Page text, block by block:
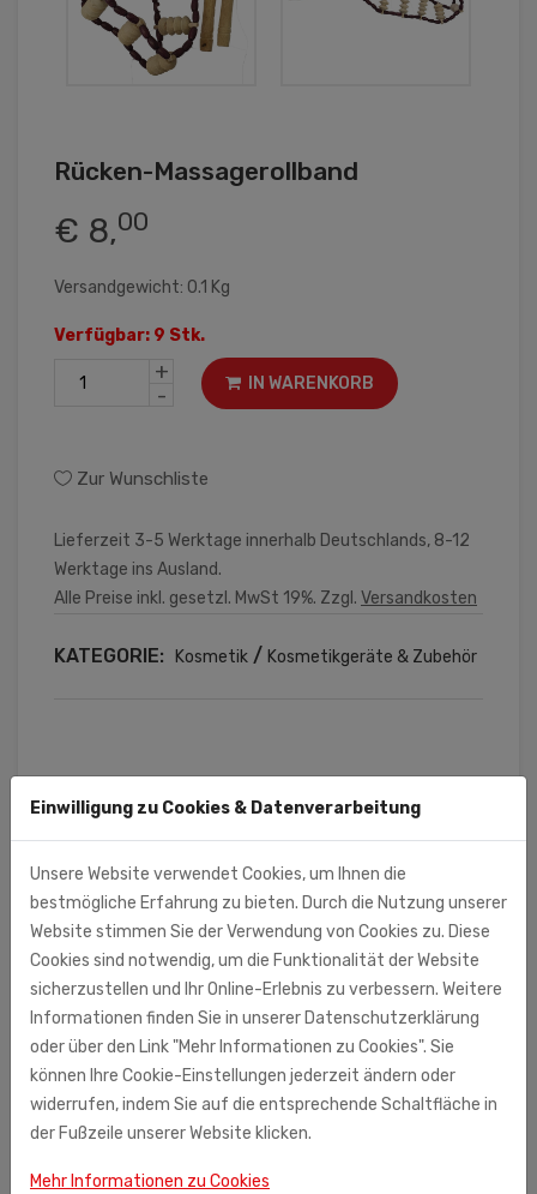
Rücken-Massagerollband
€ 8,00
Versandgewicht: 0.1 Kg
Verfügbar: 9 Stk.
+
-
IN WARENKORB
Zur Wunschliste
Lieferzeit 3-5 Werktage innerhalb Deutschlands, 8-12
Werktage ins Ausland.
Alle Preise inkl. gesetzl. MwSt 19%. Zzgl. Versandkosten
KATEGORIE: Kosmetik / Kosmetikgeräte & Zubehör
Rücken-Massagerollband aus Holz, 120 cm
Einwilligung zu Cookies & Datenverarbeitung
Unsere Website verwendet Cookies, um Ihnen die
bestmögliche Erfahrung zu bieten. Durch die Nutzung unserer
Website stimmen Sie der Verwendung von Cookies zu. Diese
Cookies sind notwendig, um die Funktionalität der Website
sicherzustellen und Ihr Online-Erlebnis zu verbessern. Weitere
Informationen finden Sie in unserer Datenschutzerklärung
oder über den Link "Mehr Informationen zu Cookies". Sie
können Ihre Cookie-Einstellungen jederzeit ändern oder
widerrufen, indem Sie auf die entsprechende Schaltfläche in
der Fußzeile unserer Website klicken.
Mehr Informationen zu Cookies